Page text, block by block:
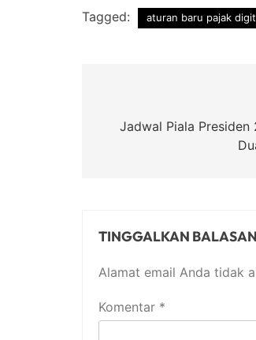
Tagged: aturan baru pajak
posJadwal Piala Presiden
TINGGALKAN BALASAN
Alamat email Anda tidak
Komentar *